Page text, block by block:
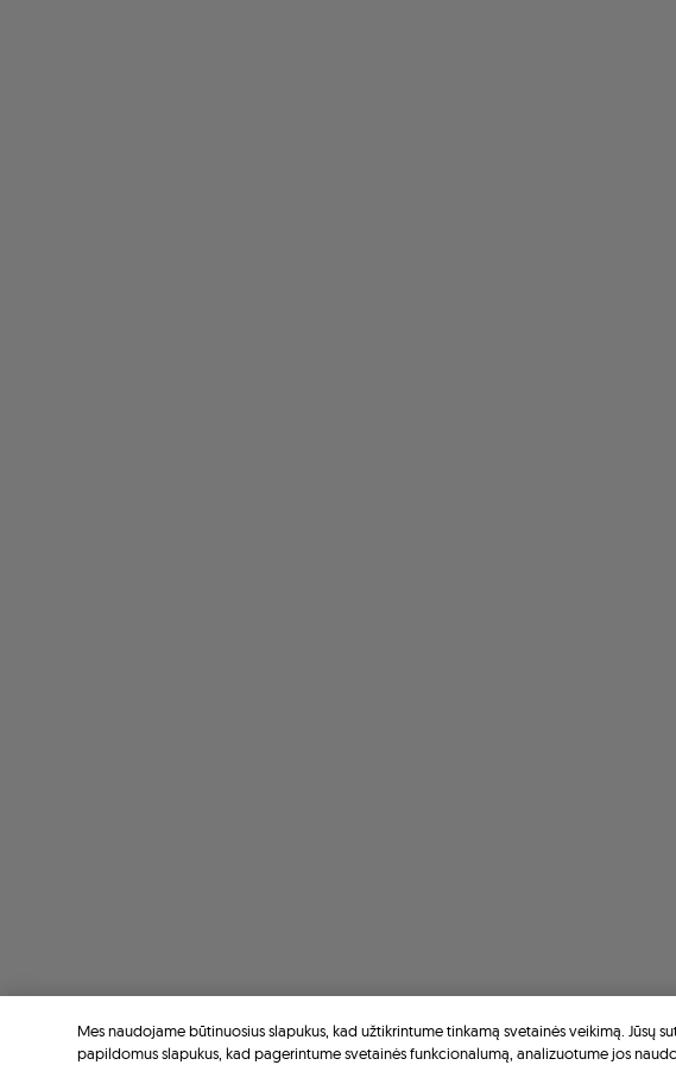
Mes naudojame būtinuosius slapukus, kad užtikrintume tinkamą svetainės veikimą. Jūsų
papildomus slapukus, kad pagerintume svetainės funkcionalumą, analizuotume jos